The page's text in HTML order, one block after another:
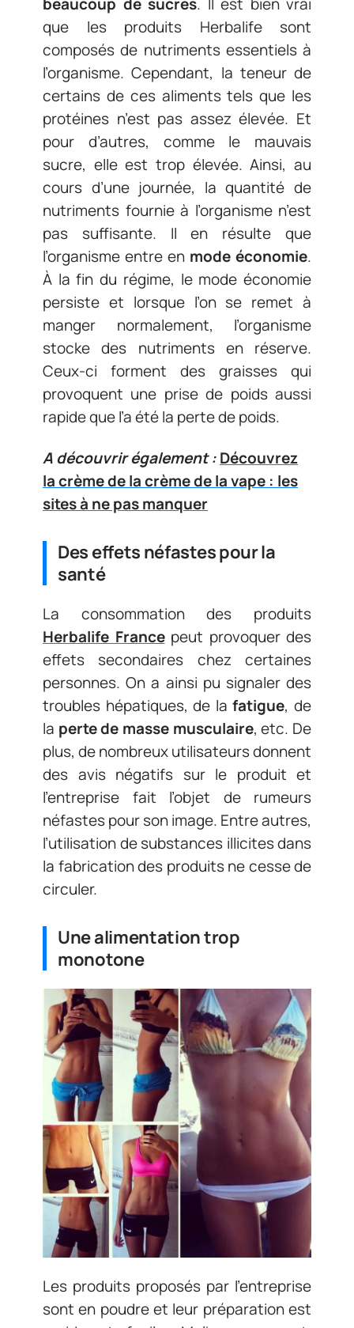
que les produits Herbalife sont
composés de nutriments essentiels à
l’organisme. Cependant, la teneur de
certains de ces aliments tels que les
protéines n’est pas assez élevée. Et
pour d’autres, comme le mauvais
sucre, elle est trop élevée. Ainsi, au
cours d’une journée, la quantité de
nutriments fournie à l’organisme n’est
pas suffisante. Il en résulte que
l’organisme entre en mode économie.
À la fin du régime, le mode économie
persiste et lorsque l’on se remet à
manger normalement, l’organisme
stocke des nutriments en réserve.
Ceux-ci forment des graisses qui
provoquent une prise de poids aussi
rapide que l’a été la perte de poids.
A découvrir également :Découvrez
la crème de la crème de la vape : les
sites à ne pas manquer
Des effets néfastes pour la
santé
La consommation des produits
Herbalife Francepeut provoquer des
effets secondaires chez certaines
personnes. On a ainsi pu signaler des
troubles hépatiques, de lafatigue, de
la perte de masse musculaire, etc. De
plus, de nombreux utilisateurs donnent
des avis négatifs sur le produit et
l’entreprise fait l’objet de rumeurs
néfastes pour son image. Entre autres,
l’utilisation de substances illicites dans
la fabrication des produits ne cesse de
circuler.
Une alimentation trop
monotone
Les produits proposés par l’entreprise
sont en poudre et leur préparation est